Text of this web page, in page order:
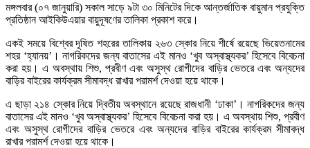
মঙ্গলবার (০৭ জানুয়ারি) সকাল সাড়ে ৯টা ৩০ মিনিটের দিকে আন্তর্জাতিক বায়ুমান প্রযুক্তি
প্রতিষ্ঠান আইকিউএয়ার বায়ুদূষণের তালিকা প্রকাশ করে।
একই সময়ে বিশ্বের দূষিত শহরের তালিকায় ২৬৩ স্কোর নিয়ে শীর্ষে রয়েছে ভিয়েতনামের
শহর ‘হ্যানয়’। নাগরিকদের জন্য বাতাসের এই মানও ‘খুব অস্বাস্থ্যকর’ হিসেবে বিবেচনা
করা হয়। এ অবস্থায় শিশু, প্রবীণ এবং অসুস্থ রোগীদের বাড়ির ভেতরে এবং অন্যদের
বাড়ির বাইরের কার্যক্রম সীমাবদ্ধ রাখার পরামর্শ দেওয়া হয়ে থাকে।
এ ছাড়া ২১৪ স্কোর নিয়ে দ্বিতীয় অবস্থানে রয়েছে রাজধানী ‘ঢাকা’। নাগরিকদের জন্য
বাতাসের এই মানও ‘খুব অস্বাস্থ্যকর’ হিসেবে বিবেচনা করা হয়। এ অবস্থায় শিশু, প্রবীণ
এবং অসুস্থ রোগীদের বাড়ির ভেতরে এবং অন্যদের বাড়ির বাইরের কার্যক্রম সীমাবদ্ধ
রাখার পরামর্শ দেওয়া হয়ে থাকে।